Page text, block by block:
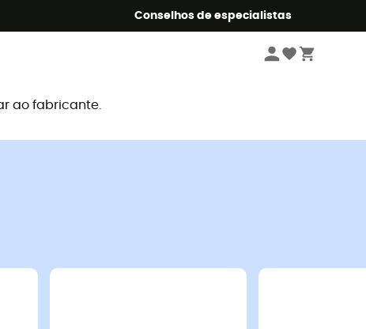
Conselhos de especialistas
Summer5
ao fabricante.